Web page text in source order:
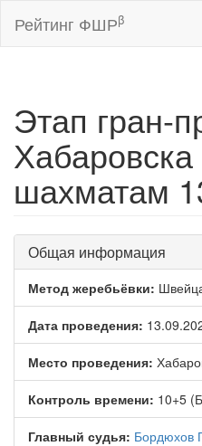
Рейтинг ФШРβ
Этап гран-
шахматам
Общая информация
Метод жеребьёвки:
Дата проведения:
Место проведения:
Контроль времени: 10+5
Главный судья: Бордюхов